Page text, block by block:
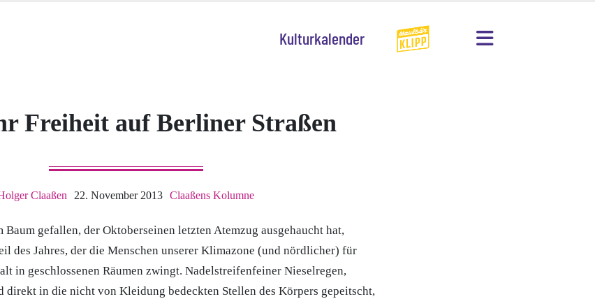
Kulturkalender
Freiheit auf Berliner Straßen
Claaßen 22. November 2013 Claaßens Kolumne
Baum gefallen, der Oktoberseinen letzten Atemzug ausgehaucht hat,
des Jahres, der die Menschen unserer Klimazone (und nördlicher) für
in geschlossenen Räumen zwingt. Nadelstreifenfeiner Nieselregen,
direkt in die nicht von Kleidung bedeckten Stellen des Körpers gepeitscht,